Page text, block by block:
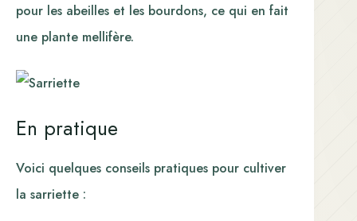
pour les abeilles et les bourdons, ce qui en fait
une plante mellifère.
En pratique
Voici quelques conseils pratiques pour cultiver
la sarriette :